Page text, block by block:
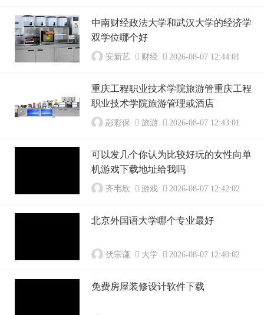
中南财经政法大学和武汉大学的经济学
双学位哪个好
安新艺 财经 2026-08-07 12:44:01
重庆工程职业技术学院旅游管重庆工程
职业技术学院旅游管理或酒店
彭彩保 旅游 2026-08-07 12:43:01
可以发几个你认为比较好玩的女性向单
机游戏下载地址给我吗
齐韦欣 游戏 2026-08-07 12:42:02
北京外国语大学哪个专业最好
伏宗谦 大学 2026-08-07 12:40:02
免费房屋装修设计软件下载